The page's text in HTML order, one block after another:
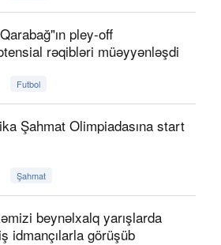
pley-off
rəqibləri müəyyənləşdi
Futbol
Şahmat Olimpiadasına start
Şahmat
beynəlxalq yarışlarda
idmançılarla görüşüb